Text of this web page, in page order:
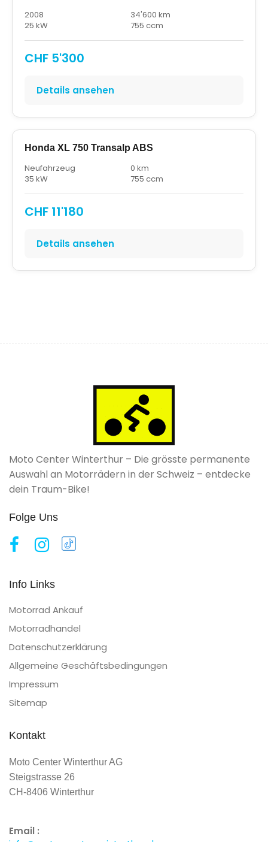
2008
34'600 km
25 kW
755 ccm
CHF 5'300
Details ansehen
Honda XL 750 Transalp ABS
Neufahrzeug
0 km
35 kW
755 ccm
CHF 11'180
Details ansehen
Moto Center Winterthur – Die grösste permanente
Auswahl an Motorrädern in der Schweiz – entdecke
dein Traum-Bike!
Folge Uns
Info Links
Motorrad Ankauf
Motorradhandel
Datenschutzerklärung
Allgemeine Geschäftsbedingungen
Impressum
Sitemap
Kontakt
Moto Center Winterthur AG
Steigstrasse 26
CH-8406 Winterthur
Email :